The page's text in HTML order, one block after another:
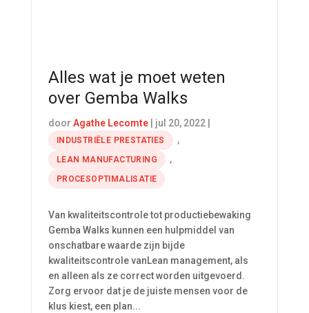
Alles wat je moet weten
over Gemba Walks
door Agathe Lecomte| jul 20, 2022|
INDUSTRIËLE PRESTATIES ,
LEAN MANUFACTURING ,
PROCESOPTIMALISATIE
Van kwaliteitscontrole tot productiebewaking
Gemba Walks kunnen een hulpmiddel van
onschatbare waarde zijn bijde
kwaliteitscontrole vanLean management, als
en alleen als ze correct worden uitgevoerd.
Zorg ervoor dat je de juiste mensen voor de
klus kiest, een plan...